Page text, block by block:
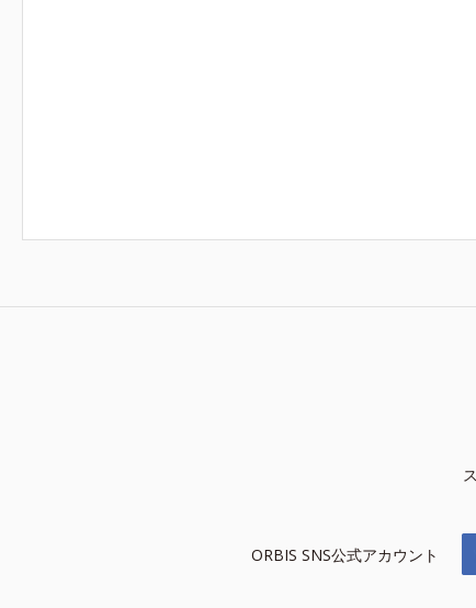
ORBIS SNS公式アカウント